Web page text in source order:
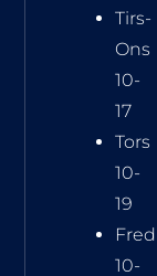
Tirs-
Ons
10-
17
Tors
10-
19
Fred
10-